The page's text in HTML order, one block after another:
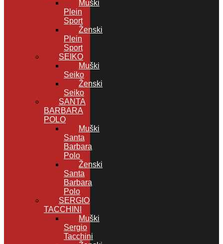
Muški
Plein
Sport
Ženski
Plein
Sport
SEIKO
Muški
Seiko
Ženski
Seiko
SANTA
BARBARA
POLO
Muški
Santa
Barbara
Polo
Ženski
Santa
Barbara
Polo
SERGIO
TACCHINI
Muški
Sergio
Tacchini